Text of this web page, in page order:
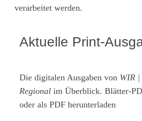
verarbeitet werden.
Aktuelle Print-
Die digitalen Ausgaben von WIR
Regional im Überblick. Blätter-
oder als PDF herunterladen